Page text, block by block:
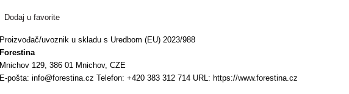
Dodaj u favorite
Proizvođač/uvoznik u skladu s Uredbom (EU) 2023/988
Forestina
Mnichov 129, 386 01 Mnichov, CZE
E-pošta: info@forestina.cz Telefon: +420 383 312 714 URL: https://www.forestina.cz